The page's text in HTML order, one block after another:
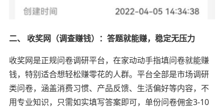
二、 收奖网（调查赚钱）：答题就能赚，稳定无压力
收奖网是正规问卷调研平台，在家动动手指填问卷就能赚
钱，特别适合想轻松赚零花的人群。平台全部是市场调研
类问卷，涵盖消费习惯、产品反馈、生活偏好等内容，不
用专业知识，只需如实填写答案即可，单份问卷佣金3-10